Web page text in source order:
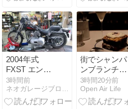
2004年式
FXST エンジ
ンから異音？
点検！！
3時間前
街でシャンパ
ンブランチと
洒落込んでみ
た。。。夏の
カフェ巡り#6
3時間20分前
Open Air Life